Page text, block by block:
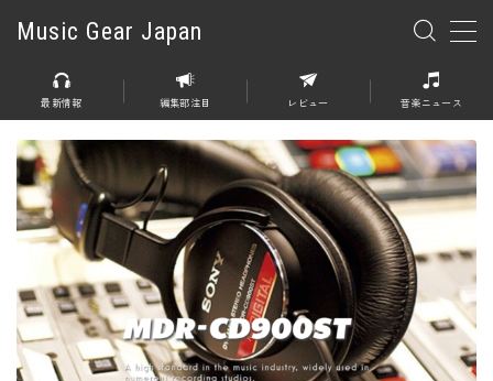
Music Gear Japan
MENU
楽器
エレキギター
エレキベース
アコースティックギター
エレアコ
エフェクター
最新情報 編集部注目 レビュー 音楽ニュース